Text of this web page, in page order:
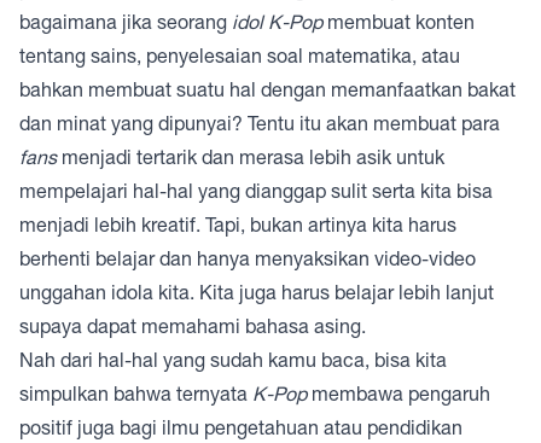
bagaimana jika seorang idol K-Popmembuat konten
tentang sains, penyelesaian soal matematika, atau
bahkan membuat suatu hal dengan memanfaatkan bakat
dan minat yang dipunyai? Tentu itu akan membuat para
fansmenjadi tertarik dan merasa lebih asik untuk
mempelajari hal-hal yang dianggap sulit serta kita bisa
menjadi lebih kreatif. Tapi, bukan artinya kita harus
berhenti belajar dan hanya menyaksikan video-video
unggahan idola kita. Kita juga harus belajar lebih lanjut
supaya dapat memahami bahasa asing.
Nah dari hal-hal yang sudah kamu baca, bisa kita
simpulkan bahwa ternyata K-Popmembawa pengaruh
positif juga bagi ilmu pengetahuan atau pendidikan